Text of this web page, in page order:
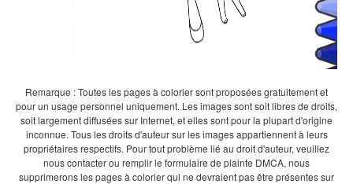
Remarque : Toutes les pages à colorier sont proposées gratuitement et
pour un usage personnel uniquement. Les images sont soit libres de droits,
soit largement diffusées sur Internet, et elles sont pour la plupart d'origine
inconnue. Tous les droits d'auteur sur les images appartiennent à leurs
propriétaires respectifs. Pour tout problème lié au droit d'auteur, veuillez
nous contacter ou remplir le formulaire de plainte DMCA, nous
supprimerons les pages à colorier qui ne devraient pas être présentes sur